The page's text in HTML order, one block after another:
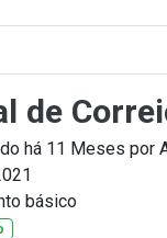
de
há 11 Meses por
básico